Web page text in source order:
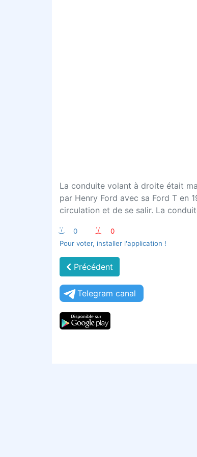
La conduite volant à droite était
par Henry Ford avec sa Ford T en
circulation et de se salir. La
:-) 0 :-(
0
Pour voter, installer l'application !
Précédent
Telegram canal